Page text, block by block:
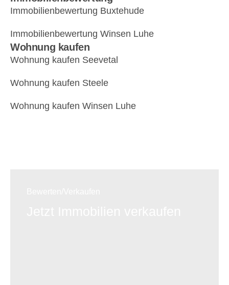
Immobilienbewertung Buxtehude
Immobilienbewertung Winsen Luhe
Wohnung kaufen
Wohnung kaufen Seevetal
Wohnung kaufen Steele
Wohnung kaufen Winsen Luhe